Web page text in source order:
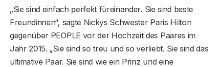
„Sie sind einfach perfekt füreinander. Sie sind beste
Freundinnen“, sagte Nickys Schwester Paris Hilton
gegenüber PEOPLE vor der Hochzeit des Paares im
Jahr 2015. „Sie sind so treu und so verliebt. Sie sind das
ultimative Paar. Sie sind wie ein Prinz und eine